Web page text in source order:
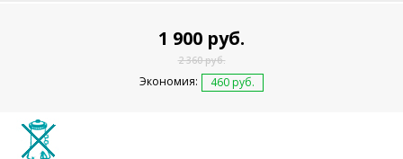
1 900 руб.
2 360 руб.
Экономия: 460 руб.